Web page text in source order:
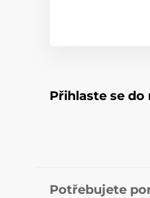
Přihlaste se
Potřebujete